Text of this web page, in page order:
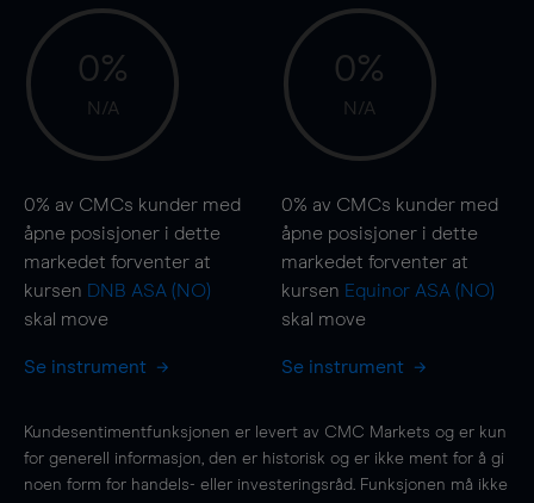
0%
N/A
0% av CMCs kunder med
åpne posisjoner i dette
markedet forventer at
kursen DNB ASA (NO)
skal move
Se instrument
0%
N/A
0% av CMCs kunder med
åpne posisjoner i dette
markedet forventer at
kursen Equinor ASA (NO)
skal move
Se instrument
Kundesentimentfunksjonen er levert av CMC Markets og er kun
for generell informasjon, den er historisk og er ikke ment for å gi
noen form for handels- eller investeringsråd. Funksjonen må ikke